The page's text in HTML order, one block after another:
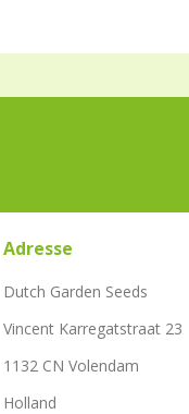
Adresse
Dutch Garden Seeds
Vincent Karregatstraat 23
1132 CN Volendam
Holland